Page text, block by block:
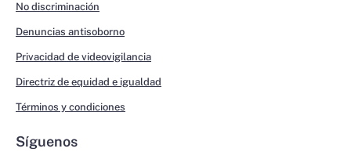
No discriminación
Denuncias antisoborno
Privacidad de videovigilancia
Directriz de equidad e igualdad
Términos y condiciones
Síguenos